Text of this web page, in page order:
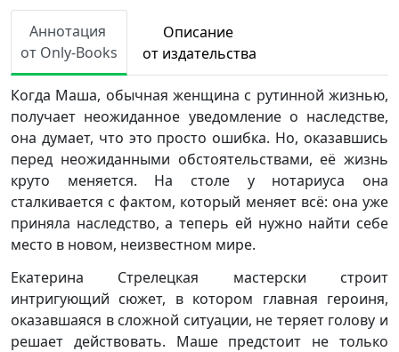
Аннотация
от Only-Books
Описание
от издательства
Когда Маша, обычная женщина с рутинной жизнью,
получает неожиданное уведомление о наследстве,
она думает, что это просто ошибка. Но, оказавшись
перед неожиданными обстоятельствами, её жизнь
круто меняется. На столе у нотариуса она
сталкивается с фактом, который меняет всё: она уже
приняла наследство, а теперь ей нужно найти себе
место в новом, неизвестном мире.
Екатерина Стрелецкая мастерски строит
интригующий сюжет, в котором главная героиня,
оказавшаяся в сложной ситуации, не теряет голову и
решает действовать. Маше предстоит не только